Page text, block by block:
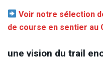
Voir notre sélection
de course en sentier au
une vision du trail